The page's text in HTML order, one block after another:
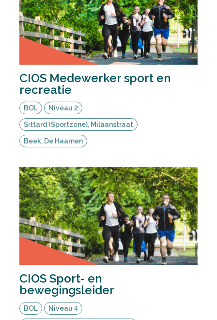
CIOS Medewerker sport en
recreatie
BOL Niveau 2
Sittard (Sportzone), Milaanstraat
Beek, De Haamen
CIOS Sport- en
bewegingsleider
BOL Niveau 4